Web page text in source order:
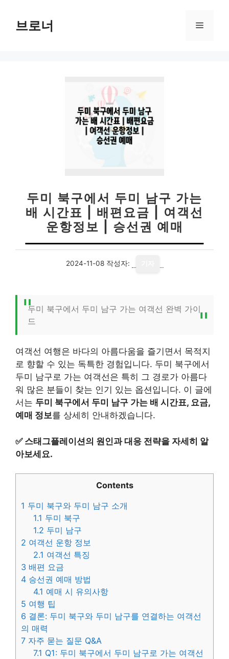
브로너 메
두미 북구에서 두미 남구 가는
배 시간표 | 배편요금 | 여객선
운항정보 | 승선권 예매
2024-11-08 작성자:
두미 북구에서 두미 남구 가는 여객선 완벽 가이
드
여객선 여행은 바다의 아름다움을 즐기면서 목적지
로 향할 수 있는 독특한 경험입니다. 두미 북구에서
두미 남구로 가는 여객선은 특히 그 경로가 아름다
워 많은 분들이 찾는 인기 있는 옵션입니다. 이 글에
서는 두미 북구에서 두미 남구 가는 배 시간표, 요금,
예매 정보를 상세히 안내하겠습니다.
✅ 스태그플레이션의 원인과 대응 전략을 자세히 알
아보세요.
Contents
1 두미 북구와 두미 남구 소개
1.1 두미 북구
1.2 두미 남구
2 여객선 운항 정보
2.1 여객선 특징
3 배편 요금
4 승선권 예매 방법
4.1 예매 시 유의사항
5 여행 팁
6 결론: 두미 북구와 두미 남구를 연결하는 여객선
의 매력
7 자주 묻는 질문 Q&A
7.1 Q1: 두미 북구에서 두미 남구로 가는 여객선